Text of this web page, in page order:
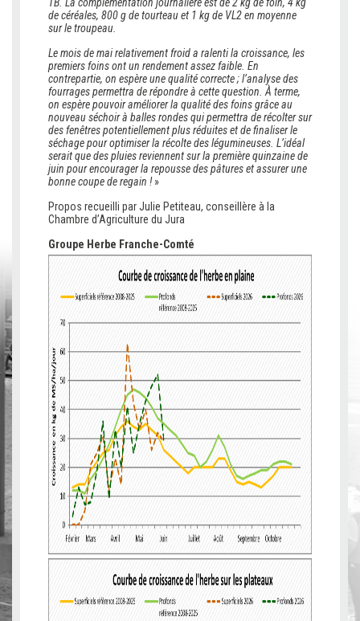
TB. La complémentation journalière est de 2 kg de foin, 4 kg
de céréales, 800 g de tourteau et 1 kg de VL2 en moyenne
sur le troupeau.
Le mois de mai relativement froid a ralenti la croissance, les
premiers foins ont un rendement assez faible. En
contrepartie, on espère une qualité correcte ; l’analyse des
fourrages permettra de répondre à cette question. À terme,
on espère pouvoir améliorer la qualité des foins grâce au
nouveau séchoir à balles rondes qui permettra de récolter sur
des fenêtres potentiellement plus réduites et de finaliser le
séchage pour optimiser la récolte des légumineuses. L’idéal
serait que des pluies reviennent sur la première quinzaine de
juin pour encourager la repousse des pâtures et assurer une
bonne coupe de regain !»
Propos recueilli par Julie Petiteau, conseillère à la
Chambre d’Agriculture du Jura
Groupe Herbe Franche-Comté